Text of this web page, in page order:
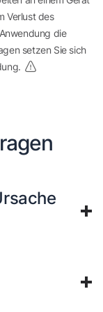
Verlust des
die
setzen Sie sich